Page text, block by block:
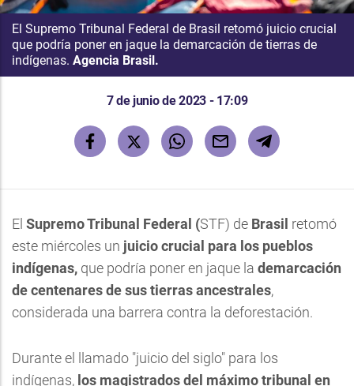
El Supremo Tribunal Federal de Brasil retomó juicio crucial
que podría poner en jaque la demarcación de tierras de
indígenas. Agencia Brasil.
7 de junio de 2023 - 17:09
El Supremo Tribunal Federal (STF) de Brasil retomó
este miércoles un juicio crucial para los pueblos
indígenas, que podría poner en jaque la demarcación
de centenares de sus tierras ancestrales,
considerada una barrera contra la deforestación.
Durante el llamado "juicio del siglo" para los
indígenas, los magistrados del máximo tribunal en